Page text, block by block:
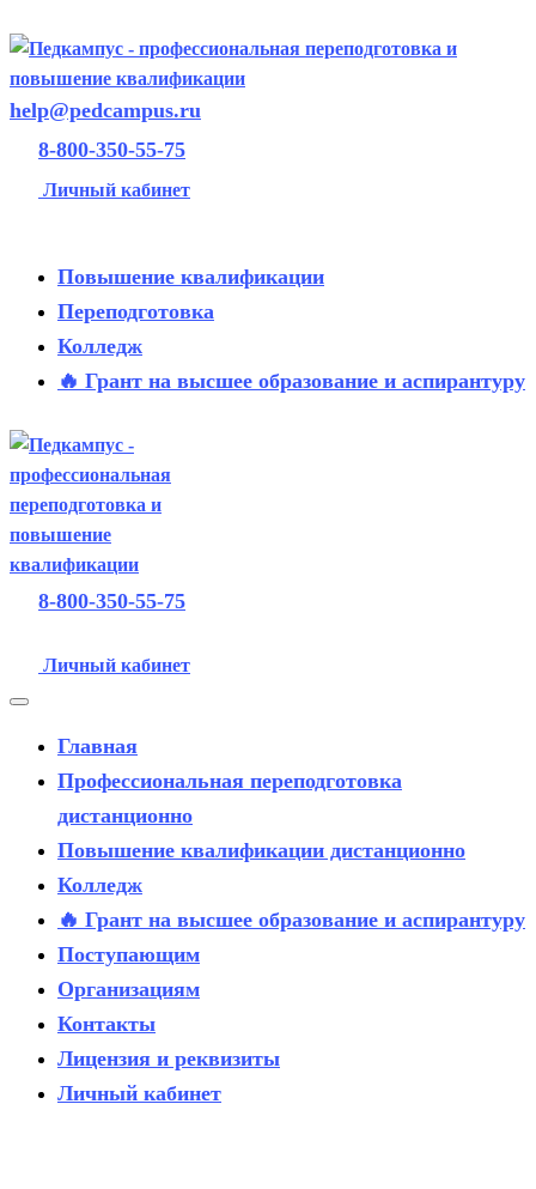
help@pedcampus.ru
8-800-350-55-75
Личный кабинет
Повышение квалификации
Переподготовка
Колледж
🔥 Грант на высшее образование и аспирантуру
8-800-350-55-75
Личный кабинет
Главная
Профессиональная переподготовка
дистанционно
Повышение квалификации дистанционно
Колледж
🔥 Грант на высшее образование и аспирантуру
Поступающим
Организациям
Контакты
Лицензия и реквизиты
Личный кабинет